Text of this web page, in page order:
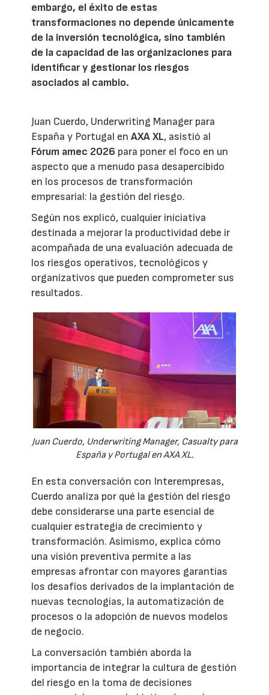
embargo, el éxito de estas
transformaciones no depende únicamente
de la inversión tecnológica, sino también
de la capacidad de las organizaciones para
identificar y gestionar los riesgos
asociados al cambio.
Juan Cuerdo, Underwriting Manager para
España y Portugal enAXA XL, asistió al
Fórum amec 2026 para poner el foco en un
aspecto que a menudo pasa desapercibido
en los procesos de transformación
empresarial: la gestión del riesgo.
Según nos explicó, cualquier iniciativa
destinada a mejorar la productividad debe ir
acompañada de una evaluación adecuada de
los riesgos operativos, tecnológicos y
organizativos que pueden comprometer sus
resultados.
Juan Cuerdo, Underwriting Manager, Casualty para
España y Portugal en AXA XL.
En esta conversación con Interempresas,
Cuerdo analiza por qué la gestión del riesgo
debe considerarse una parte esencial de
cualquier estrategia de crecimiento y
transformación. Asimismo, explica cómo
una visión preventiva permite a las
empresas afrontar con mayores garantías
los desafíos derivados de la implantación de
nuevas tecnologías, la automatización de
procesos o la adopción de nuevos modelos
de negocio.
La conversación también aborda la
importancia de integrar la cultura de gestión
del riesgo en la toma de decisiones